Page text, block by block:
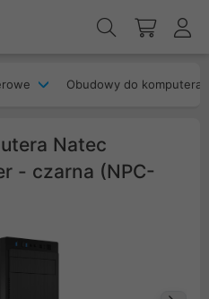
Obudowy do komputera
Natec
- czarna (NPC-